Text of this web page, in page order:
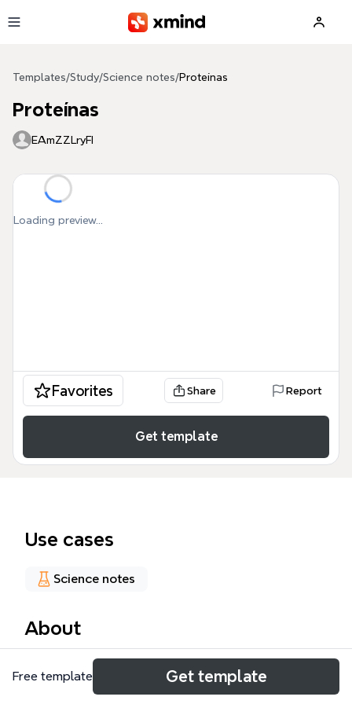
Templates/Study/Science notes/Proteínas
Proteínas
EAmZZLryFI
Loading preview...
Favorites Share Report
Get template
Use cases
Science notes
About
El Proteínas mind map es una herramienta educativa
exhaustiva diseñada para estudiantes de biología y
Free template Get template